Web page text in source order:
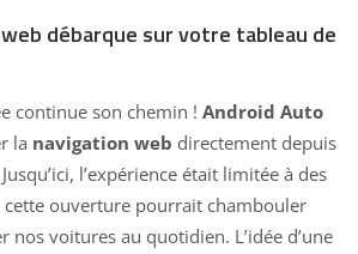
débarque sur votre tableau de
continue son chemin ! Android Auto
la navigation web directement depuis
l’expérience était limitée à des
cette ouverture pourrait chambouler
nos voitures au quotidien. L’idée d’une